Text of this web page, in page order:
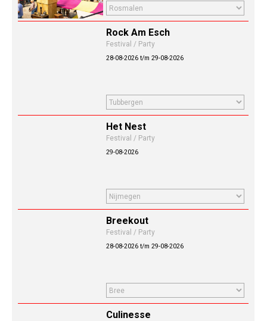
Rock Am Esch
Festival / Party
28-08-2026 t/m 29-08-2026
Het Nest
Festival / Party
29-08-2026
Breekout
Festival / Party
28-08-2026 t/m 29-08-2026
Culinesse